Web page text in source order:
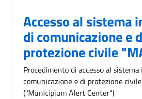
Accesso al sistema
di comunicazione e
protezione civile
Procedimento di accesso al
comunicazione e di protezione
("Municipium Alert Center")